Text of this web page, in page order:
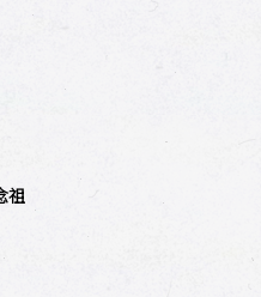
祖